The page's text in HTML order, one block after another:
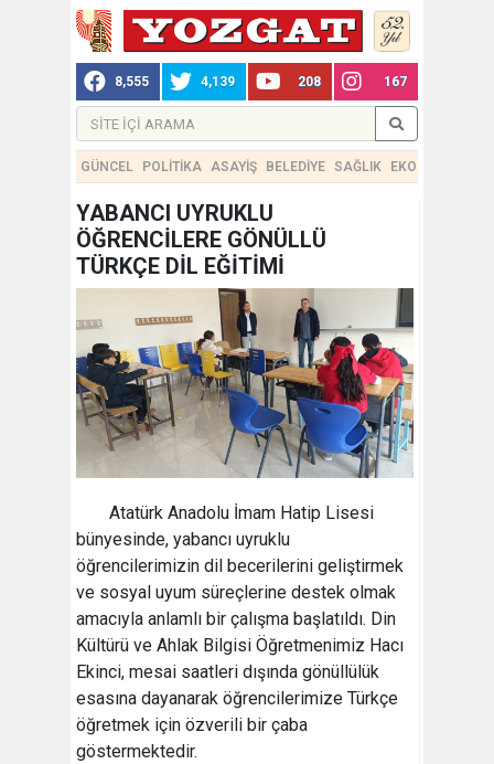
8,555 4,139 208 167
GÜNCEL POLİTİKA ASAYİŞ BELEDİYE SAĞLIK EKONOMİ
YABANCI UYRUKLU
ÖĞRENCİLERE GÖNÜLLÜ
TÜRKÇE DİL EĞİTİMİ
Atatürk Anadolu İmam Hatip Lisesi
bünyesinde, yabancı uyruklu
öğrencilerimizin dil becerilerini geliştirmek
ve sosyal uyum süreçlerine destek olmak
amacıyla anlamlı bir çalışma başlatıldı. Din
Kültürü ve Ahlak Bilgisi Öğretmenimiz Hacı
Ekinci, mesai saatleri dışında gönüllülük
esasına dayanarak öğrencilerimize Türkçe
öğretmek için özverili bir çaba
göstermektedir.